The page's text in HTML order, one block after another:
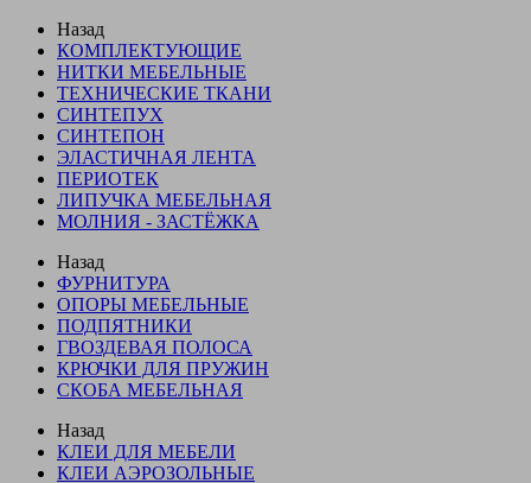
Назад
КОМПЛЕКТУЮЩИЕ
НИТКИ МЕБЕЛЬНЫЕ
ТЕХНИЧЕСКИЕ ТКАНИ
СИНТЕПУХ
СИНТЕПОН
ЭЛАСТИЧНАЯ ЛЕНТА
ПЕРИОТЕК
ЛИПУЧКА МЕБЕЛЬНАЯ
МОЛНИЯ - ЗАСТЁЖКА
Назад
ФУРНИТУРА
ОПОРЫ МЕБЕЛЬНЫЕ
ПОДПЯТНИКИ
ГВОЗДЕВАЯ ПОЛОСА
КРЮЧКИ ДЛЯ ПРУЖИН
СКОБА МЕБЕЛЬНАЯ
Назад
КЛЕИ ДЛЯ МЕБЕЛИ
КЛЕИ АЭРОЗОЛЬНЫЕ